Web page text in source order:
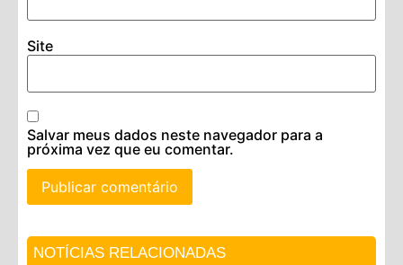
Site
Salvar meus dados neste navegador para a
próxima vez que eu comentar.
NOTÍCIAS RELACIONADAS